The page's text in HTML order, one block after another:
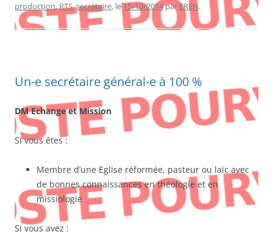
production,RTS,secrétaire, le15/10/2014par EREN.
Un-e secrétaire général-e à 100 %
DM Echange et Mission
Si vous êtes :
Membre d’une Eglise réformée, pasteur ou laïc avec
de bonnes connaissances en théologie et en
missiologie
Si vous avez :